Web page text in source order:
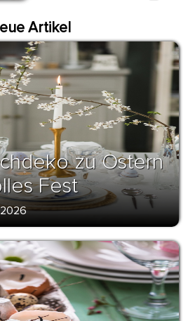
Artikel
zu Ostern
Fest
2026